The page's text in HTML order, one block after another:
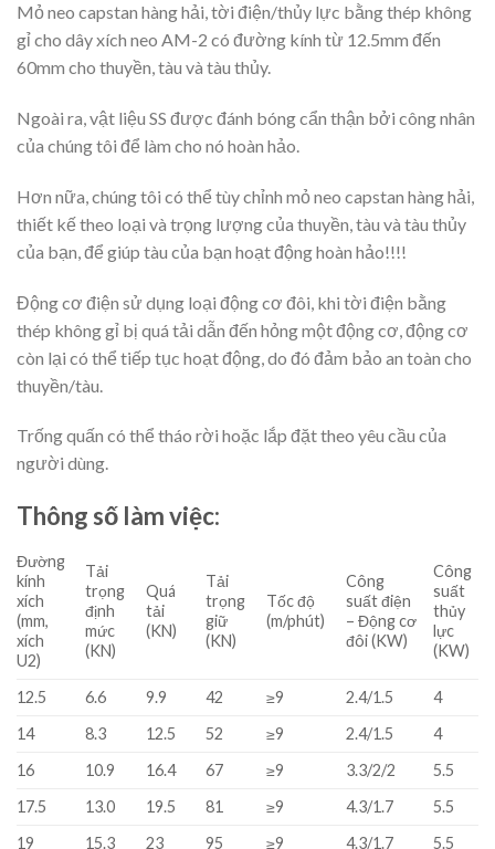
Mỏ neo capstan hàng hải, tời điện/thủy lực bằng thép không
gỉ cho dây xích neo AM-2 có đường kính từ 12.5mm đến
60mm cho thuyền, tàu và tàu thủy.
Ngoài ra, vật liệu SS được đánh bóng cẩn thận bởi công nhân
của chúng tôi để làm cho nó hoàn hảo.
Hơn nữa, chúng tôi có thể tùy chỉnh mỏ neo capstan hàng hải,
thiết kế theo loại và trọng lượng của thuyền, tàu và tàu thủy
của bạn, để giúp tàu của bạn hoạt động hoàn hảo!!!!
Động cơ điện sử dụng loại động cơ đôi, khi tời điện bằng
thép không gỉ bị quá tải dẫn đến hỏng một động cơ, động cơ
còn lại có thể tiếp tục hoạt động, do đó đảm bảo an toàn cho
thuyền/tàu.
Trống quấn có thể tháo rời hoặc lắp đặt theo yêu cầu của
người dùng.
Thông số làm việc:
Đường
kính
xích
(mm,
xích
U2)
Tải
trọng
định
mức
(KN)
Quá
tải
(KN)
Tải
trọng
giữ
(KN)
Tốc độ
(m/phút)
Công
suất điện
– Động cơ
đôi (KW)
Công
suất
thủy
lực
(KW)
12.5 6.6 9.9 42 ≥9 2.4/1.5
4
14
8.3 12.5 52 ≥9 2.4/1.5
4
16
10.9 16.4 67 ≥9 3.3/2/2
5.5
17.5
13.0 19.5 81 ≥9 4.3/1.7
5.5
19
15.3 23 95 ≥9 4.3/1.7 5.5